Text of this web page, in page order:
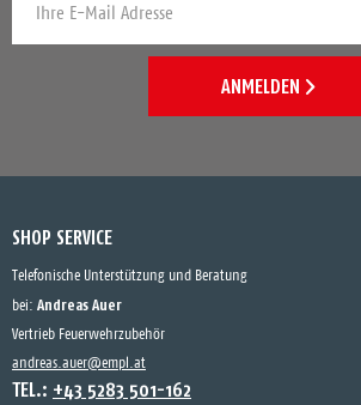
ANMELDEN
SHOP SERVICE
Telefonische Unterstützung und Beratung
bei: Andreas Auer
Vertrieb Feuerwehrzubehör
andreas.auer@empl.at
TEL.: +43 5283 501-162